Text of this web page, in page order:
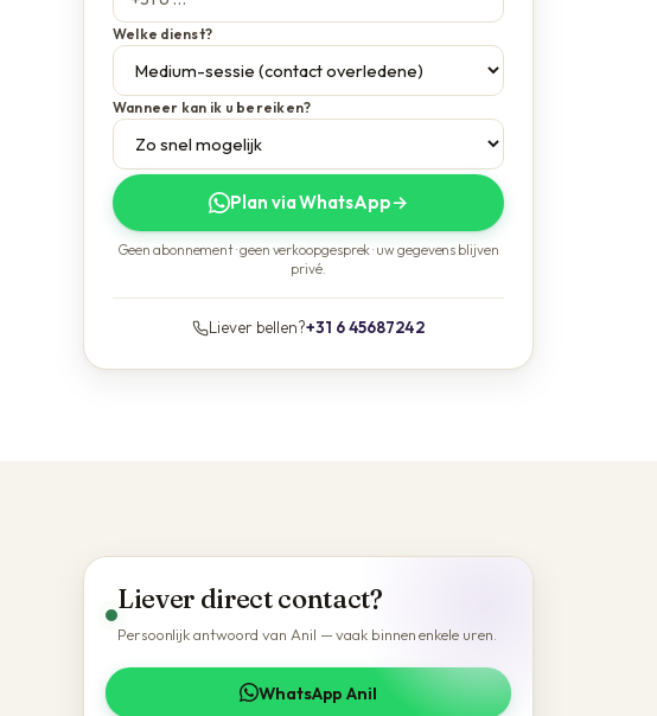
Welke dienst?
Wanneer kan ik u bereiken?
Plan via WhatsApp→
Geen abonnement · geen verkoopgesprek · uw gegevens blijven
privé.
Liever bellen?+31 6 45687242
Liever direct contact?
Persoonlijk antwoord van Anil — vaak binnen enkele uren.
WhatsApp Anil